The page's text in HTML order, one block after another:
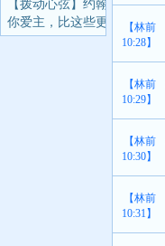
【拨动心弦】约翰福音
你爱主，比这些更深吗【林前
10:28】
【林前
10:29】
【林前
10:30】
【林前
10:31】